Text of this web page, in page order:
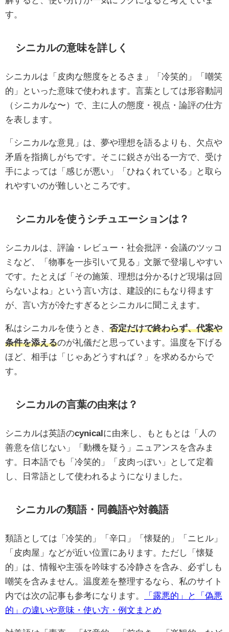
す。
シニカルの意味を詳しく
シニカルは「皮肉な態度をとるさま」「冷笑的」「嘲笑
的」といった意味で使われます。言葉としては形容動詞
（シニカルな〜）で、主に人の態度・視点・論評の仕方
を表します。
「シニカルな意見」は、夢や理想を語るよりも、欠点や
矛盾を指摘しがちです。そこに鋭さが出る一方で、受け
手によっては「感じが悪い」「ひねくれている」と取ら
れやすいのが難しいところです。
シニカルを使うシチュエーションは？
シニカルは、評論・レビュー・社会批評・会議のツッコ
ミなど、「物事を一歩引いて見る」文脈で登場しやすい
です。たとえば「その施策、理想は分かるけど現場は回
らないよね」という言い方は、建設的にもなり得ます
が、言い方が冷たすぎるとシニカルに聞こえます。
私はシニカルを使うとき、 否定だけで終わらず、代案や
条件を添えるのが礼儀だと思っています。温度を下げる
ほど、相手は「じゃあどうすれば？」を求めるからで
す。
シニカルの言葉の由来は？
シニカルは英語のcynicalに由来し、もともとは「人の
善意を信じない」「動機を疑う」ニュアンスを含みま
す。日本語でも「冷笑的」「皮肉っぽい」として定着
し、日常語として使われるようになりました。
シニカルの類語・同義語や対義語
類語としては「冷笑的」「辛口」「懐疑的」「ニヒル」
「皮肉屋」などが近い位置にあります。ただし「懐疑
的」は、情報や主張を吟味する冷静さを含み、必ずしも
嘲笑を含みません。温度差を整理するなら、私のサイト
内では次の記事も参考になります。
「露悪的」と「偽悪
的」の違いや意味・使い方・例文まとめ